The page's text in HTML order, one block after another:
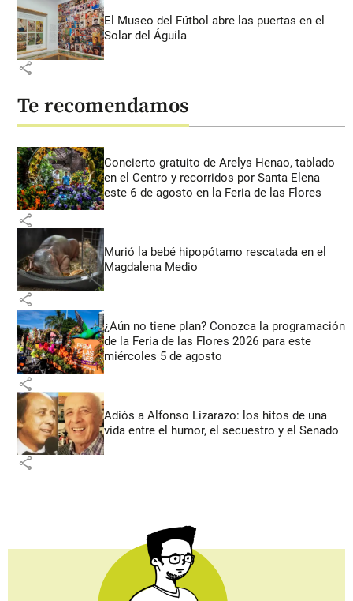
El Museo del Fútbol abre las puertas en el
Solar del Águila
share
Te recomendamos
Concierto gratuito de Arelys Henao, tablado
en el Centro y recorridos por Santa Elena
este 6 de agosto en la Feria de las Flores
share
Murió la bebé hipopótamo rescatada en el
Magdalena Medio
share
¿Aún no tiene plan? Conozca la programación
de la Feria de las Flores 2026 para este
miércoles 5 de agosto
share
Adiós a Alfonso Lizarazo: los hitos de una
vida entre el humor, el secuestro y el Senado
share